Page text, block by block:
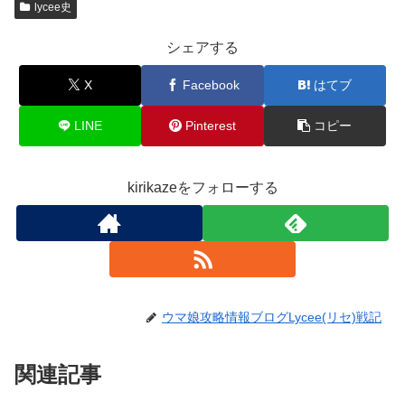
lycee史
シェアする
X Facebook はてブ
LINE Pinterest コピー
kirikazeをフォローする
ウマ娘攻略情報ブログLycee(リセ)戦記
関連記事